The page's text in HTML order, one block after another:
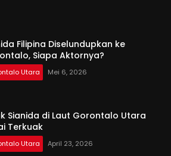
Filipina Diselundupkan ke
Siapa Aktornya?
Utara Mei 6, 2026
Sianida di Laut Gorontalo Utara
Terkuak
Utara April 23, 2026